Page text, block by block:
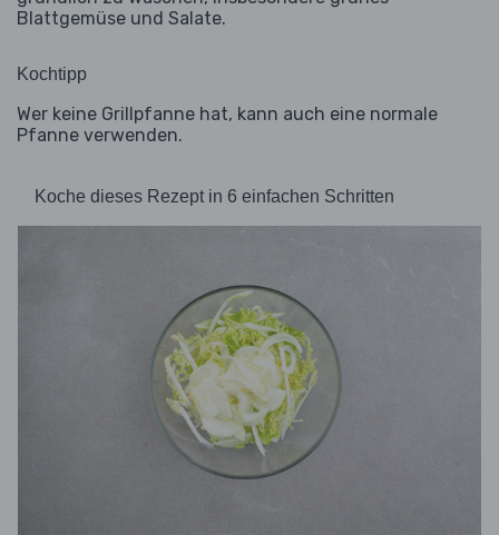
Blattgemüse und Salate.
Kochtipp
Wer keine Grillpfanne hat, kann auch eine normale
Pfanne verwenden.
Koche dieses Rezept in 6 einfachen Schritten